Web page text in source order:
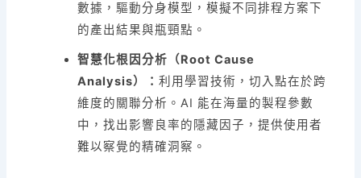
數據，驅動分身模型，模擬不同排程方案下
的產出結果與瓶頸點。
智慧化根因分析（Root Cause
Analysis）：利用學習技術，切入點在於跨
維度的關聯分析。AI 能在海量的製程參數
中，找出影響良率的隱藏因子，提供使用者
難以察覺的精確洞察。